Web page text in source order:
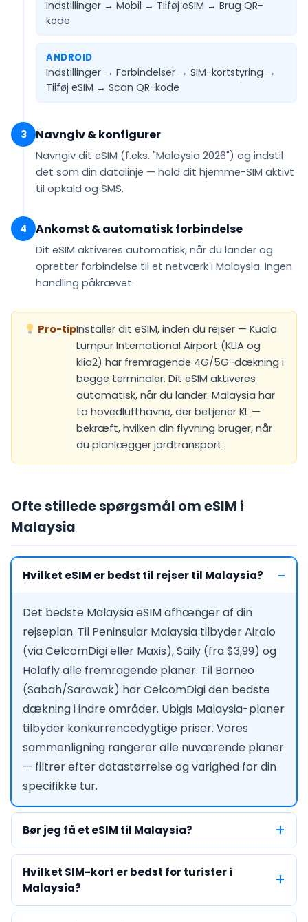
Indstillinger → Mobil → Tilføj eSIM → Brug QR-
kode
ANDROID
Indstillinger → Forbindelser → SIM-kortstyring →
Tilføj eSIM → Scan QR-kode
3 Navngiv & konfigurer
Navngiv dit eSIM (f.eks. "Malaysia 2026") og indstil
det som din datalinje — hold dit hjemme-SIM aktivt
til opkald og SMS.
4 Ankomst & automatisk forbindelse
Dit eSIM aktiveres automatisk, når du lander og
opretter forbindelse til et netværk i Malaysia. Ingen
handling påkrævet.
Pro-tipInstaller dit eSIM, inden du rejser — Kuala
Lumpur International Airport (KLIA og
klia2) har fremragende 4G/5G-dækning i
begge terminaler. Dit eSIM aktiveres
automatisk, når du lander. Malaysia har
to hovedlufthavne, der betjener KL —
bekræft, hvilken din flyvning bruger, når
du planlægger jordtransport.
Ofte stillede spørgsmål om eSIM i
Malaysia
Hvilket eSIM er bedst til rejser til Malaysia?
Det bedste Malaysia eSIM afhænger af din
rejseplan. Til Peninsular Malaysia tilbyder Airalo
(via CelcomDigi eller Maxis), Saily (fra $3,99) og
Holafly alle fremragende planer. Til Borneo
(Sabah/Sarawak) har CelcomDigi den bedste
dækning i indre områder. Ubigis Malaysia-planer
tilbyder konkurrencedygtige priser. Vores
sammenligning rangerer alle nuværende planer
— filtrer efter datastørrelse og varighed for din
specifikke tur.
Bør jeg få et eSIM til Malaysia?
Hvilket SIM-kort er bedst for turister i
Malaysia?